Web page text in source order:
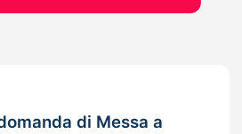
di Messa a